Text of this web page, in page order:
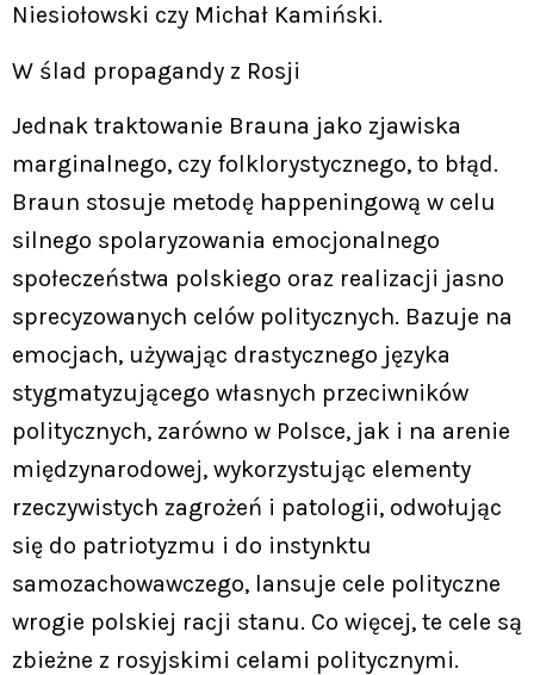
Niesiołowski czy Michał Kamiński.
W ślad propagandy z Rosji
Jednak traktowanie Brauna jako zjawiska
marginalnego, czy folklorystycznego, to błąd.
Braun stosuje metodę happeningową w celu
silnego spolaryzowania emocjonalnego
społeczeństwa polskiego oraz realizacji jasno
sprecyzowanych celów politycznych. Bazuje na
emocjach, używając drastycznego języka
stygmatyzującego własnych przeciwników
politycznych, zarówno w Polsce, jak i na arenie
międzynarodowej, wykorzystując elementy
rzeczywistych zagrożeń i patologii, odwołując
się do patriotyzmu i do instynktu
samozachowawczego, lansuje cele polityczne
wrogie polskiej racji stanu. Co więcej, te cele są
zbieżne z rosyjskimi celami politycznymi.